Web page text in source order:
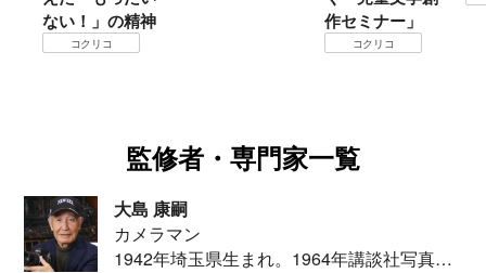
の精神
作セミナー」
監修者・専門家一覧
大島 康嗣
カメラマン
1942年埼玉県生まれ。1964年講談社写真部